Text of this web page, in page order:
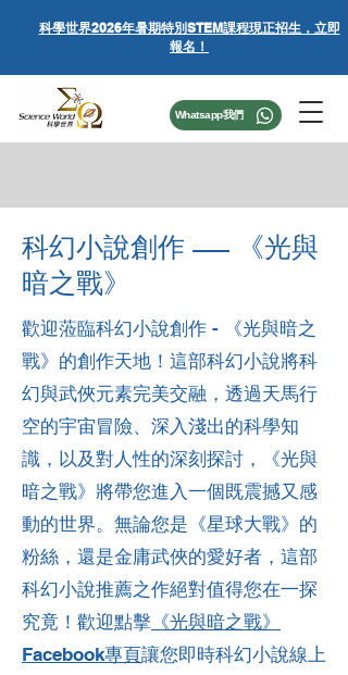
科學世界2026年暑期特別STEM課程現正招生，立即
報名！
Whatsapp我們
科幻小說創作 ——
《光與
暗之戰》
歡迎蒞臨科幻小說創作 - 《光與暗之
戰》的創作天地！這部科幻小說將科
幻與武俠元素完美交融，透過天馬行
空的宇宙冒險、深入淺出的科學知
識，以及對人性的深刻探討，《光與
暗之戰》將帶您進入一個既震撼又感
動的世界。無論您是《星球大戰》的
粉絲，還是金庸武俠的愛好者，這部
科幻小說推薦之作絕對值得您在一探
究竟！歡迎點擊 《光與暗之戰》
Facebook專頁讓您即時科幻小說線上